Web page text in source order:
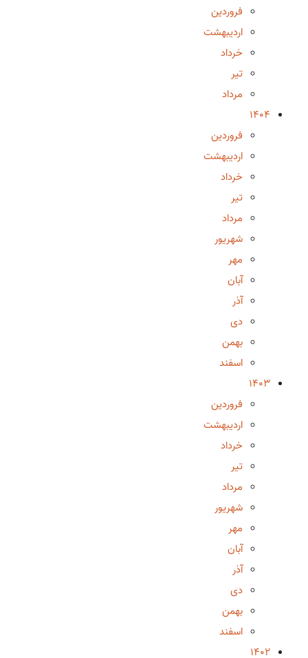
فروردین
اردیبهشت
خرداد
تیر
مرداد
1404
فروردین
اردیبهشت
خرداد
تیر
مرداد
شهریور
مهر
آبان
آذر
دی
بهمن
اسفند
1403
فروردین
اردیبهشت
خرداد
تیر
مرداد
شهریور
مهر
آبان
آذر
دی
بهمن
اسفند
1402